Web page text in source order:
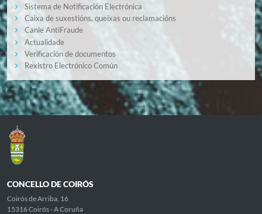
Sistema de Notificación Electrónica
Caixa de suxestións, queixas ou reclamacións
Canle AntiFraude
Actualidade
Verificación de documentos
Rexistro Electrónico Común
CONCELLO DE COIRÓS
Coirós de Arriba, 16
15316 Coirós - A Coruña